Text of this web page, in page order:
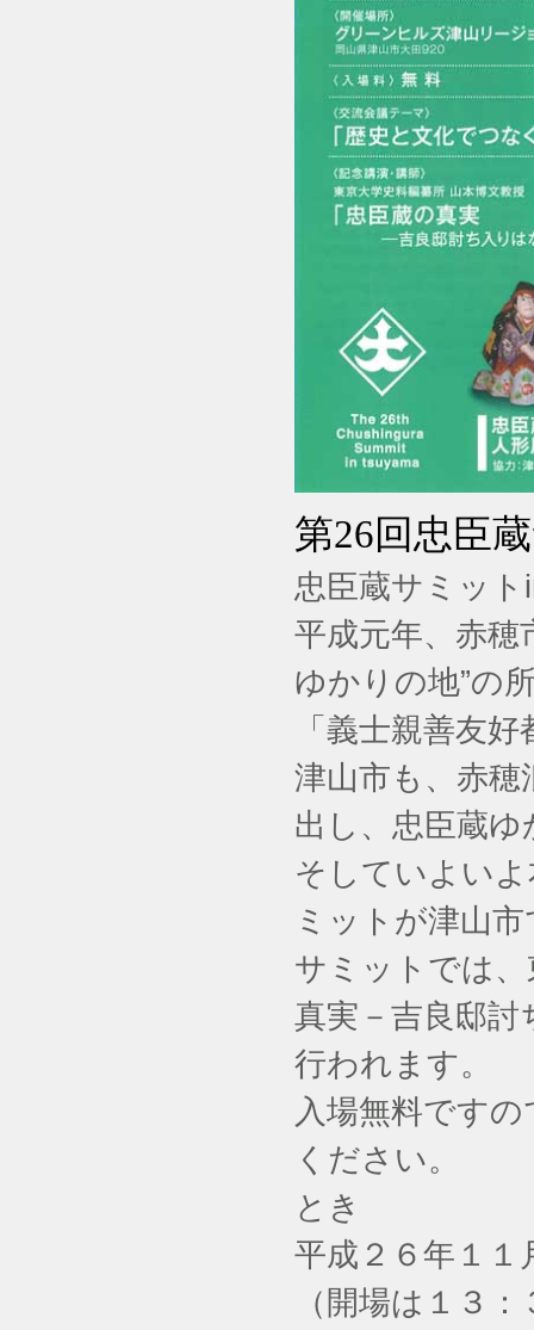
第26回忠臣
忠臣蔵サミッ
平成元年、赤穂
ゆかりの地”の
「義士親善友
津山市も、赤穂
出し、忠臣蔵
そしていよい
ミットが津山
サミットでは
真実－吉良邸
行われます。
入場無料です
ください。
とき
平成２６年１１
（開場は１３